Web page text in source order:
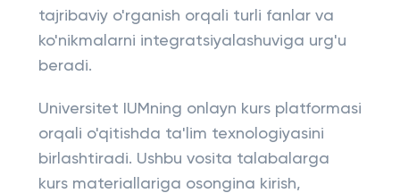
tajribaviy o'rganish orqali turli fanlar va
ko'nikmalarni integratsiyalashuviga urg'u
beradi.
Universitet IUMning onlayn kurs platformasi
orqali o'qitishda ta'lim texnologiyasini
birlashtiradi. Ushbu vosita talabalarga
kurs materiallariga osongina kirish,